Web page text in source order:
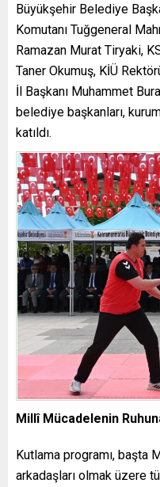
Büyükşehir Belediye
Komutanı Tuğgeneral
Ramazan Murat Tiryaki,
Taner Okumuş, KİÜ
İl Başkanı Muhammet
belediye başkanları,
katıldı.
Millî Mücadelenin
Kutlama programı, başta
arkadaşları olmak üzere